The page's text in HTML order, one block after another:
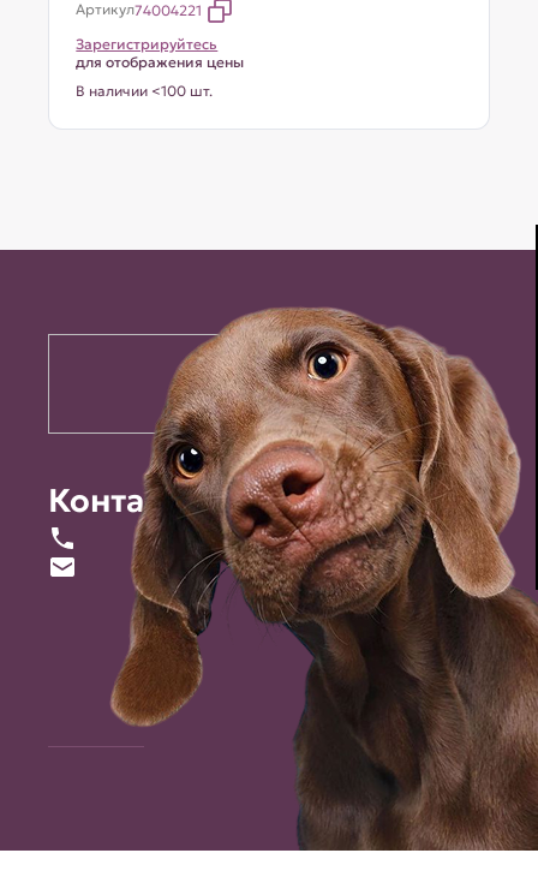
Артикул74004221
Зарегистрируйтесь
для отображения цены
В наличии <100 шт.
Контакты